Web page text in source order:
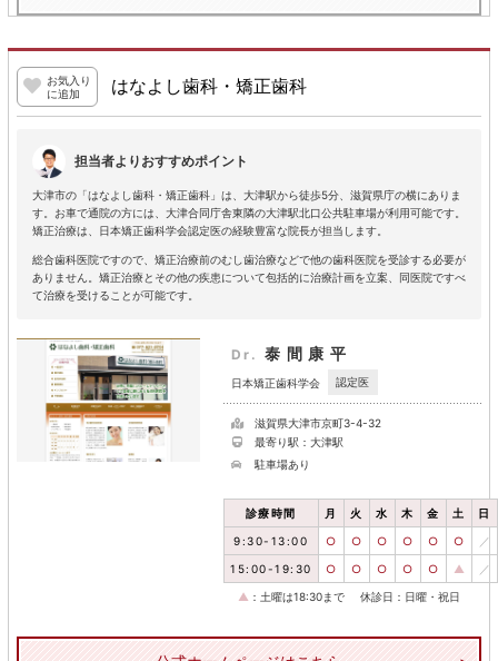
お気入り
に追加
はなよし歯科・矯正歯科
担当者よりおすすめポイント
大津市の「はなよし歯科・矯正歯科」は、大津駅から徒歩5分、滋賀県庁の横にありま
す。お車で通院の方には、大津合同庁舎東隣の大津駅北口公共駐車場が利用可能です。
矯正治療は、日本矯正歯科学会認定医の経験豊富な院長が担当します。
総合歯科医院ですので、矯正治療前のむし歯治療などで他の歯科医院を受診する必要が
ありません。矯正治療とその他の疾患について包括的に治療計画を立案、同医院ですべ
て治療を受けることが可能です。
Dr. 泰間康平
日本矯正歯科学会 認定医
滋賀県大津市京町3-4-32
最寄り駅：大津駅
駐車場あり
診療時間 月 火 水 木 金 土 日
9:30-13:00 ○ ○ ○ ○ ○ ○ ／
15:00-19:30 ○ ○ ○ ○ ○ ▲ ／
▲ ：土曜は18:30まで 休診日：日曜・祝日